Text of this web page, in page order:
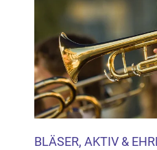
BLÄSER, AKTIV &